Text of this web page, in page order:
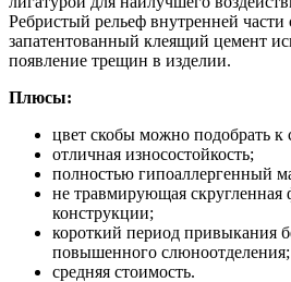
Ребристый рельеф внутренней части
запатентованный клеящий цемент
появление трещин в изделии.
Плюсы:
цвет скобы можно подобрать к
отличная износостойкость;
полностью гипоаллергенный
не травмирующая скругленная
конструкции;
короткий период привыкания
повышенного слюноотделения;
средняя стоимость.